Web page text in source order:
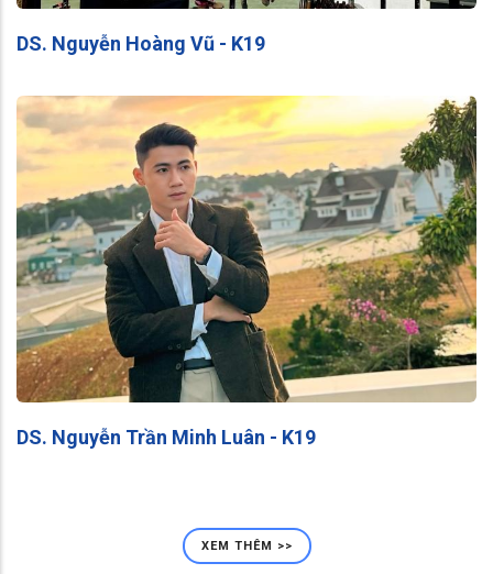
DS. Nguyễn Hoàng Vũ - K19
DS. Nguyễn Trần Minh Luân - K19
XEM THÊM >>